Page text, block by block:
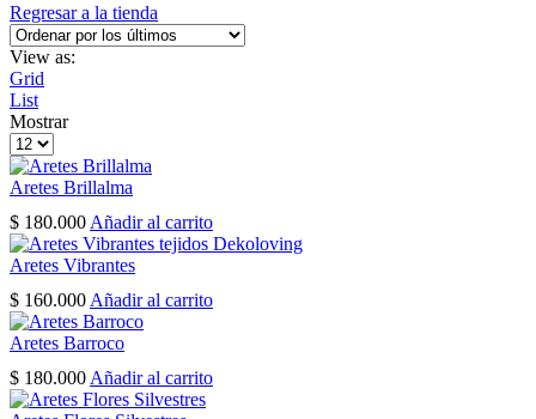
Regresar a la tienda
View as:
Grid
List
Mostrar
Products
per
page
Aretes Brillalma
$ 180.000 Añadir al carrito
Aretes Vibrantes
$ 160.000 Añadir al carrito
Aretes Barroco
$ 180.000Añadir al carrito